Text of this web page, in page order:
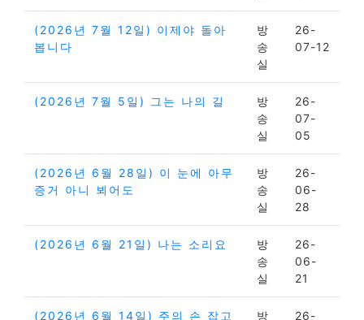
(2026년 7월 12일) 이제야 돌아
봅니다
방
송
실
26-
07-12
(2026년 7월 5일) 그는 나의 길
방
송
실
26-
07-
05
(2026년 6월 28일) 이 눈에 아무
증거 아니 뵈어도
방
송
실
26-
06-
28
(2026년 6월 21일) 나는 소리요
방
송
실
26-
06-
21
(2026년 6월 14일) 주의 손 잡고
방
26-